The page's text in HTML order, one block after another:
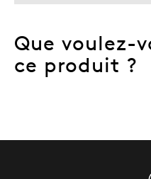
Que voulez-
ce produit ?